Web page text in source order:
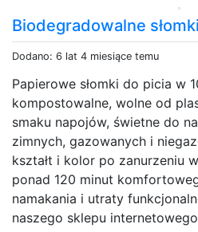
Biodegradowalne
Dodano: 6 lat 4 miesiące temu
Papierowe słomki do picia w
kompostowalne, wolne od
smaku napojów, świetne do
zimnych, gazowanych i
kształt i kolor po zanurzeniu
ponad 120 minut
namakania i utraty
naszego sklepu